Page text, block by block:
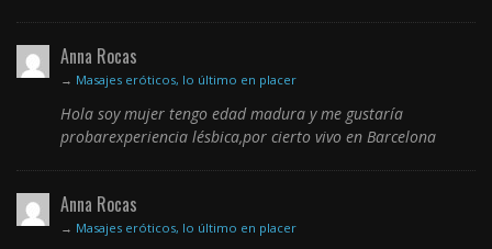
Anna Rocas
→ Masajes eróticos, lo último en placer
Hola soy mujer tengo edad madura y me gustaría
probarexperiencia lésbica,por cierto vivo en Barcelona
Anna Rocas
→ Masajes eróticos, lo último en placer